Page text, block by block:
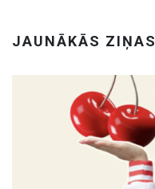
JAUNĀKĀS ZIŅAS